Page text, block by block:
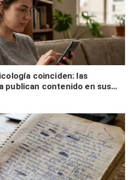
coinciden: las
publican contenido en sus
buscar validación